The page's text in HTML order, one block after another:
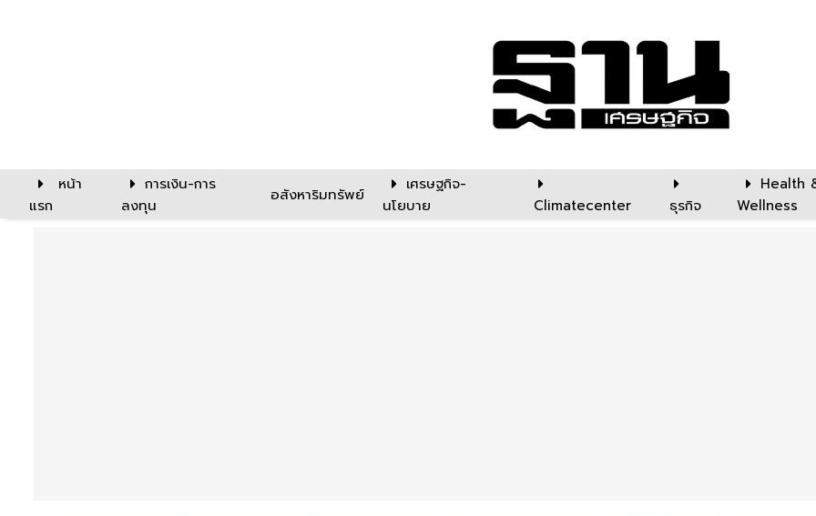
หน้า
แรก
การเงิน-การ
ลงทุน
อสังหาริมทรัพย์
เศรษฐกิจ-
นโยบาย
Climatecenter ธุรกิจ
Health
Wellness